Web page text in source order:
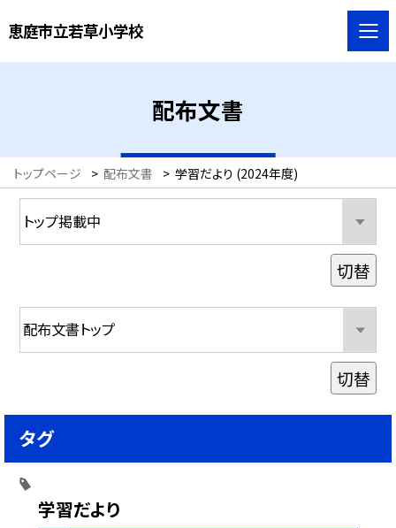
恵庭市立若草小学校
配布文書
トップページ > 配布文書 > 学習だより (2024年度)
学習だより
切替
切替
タグ